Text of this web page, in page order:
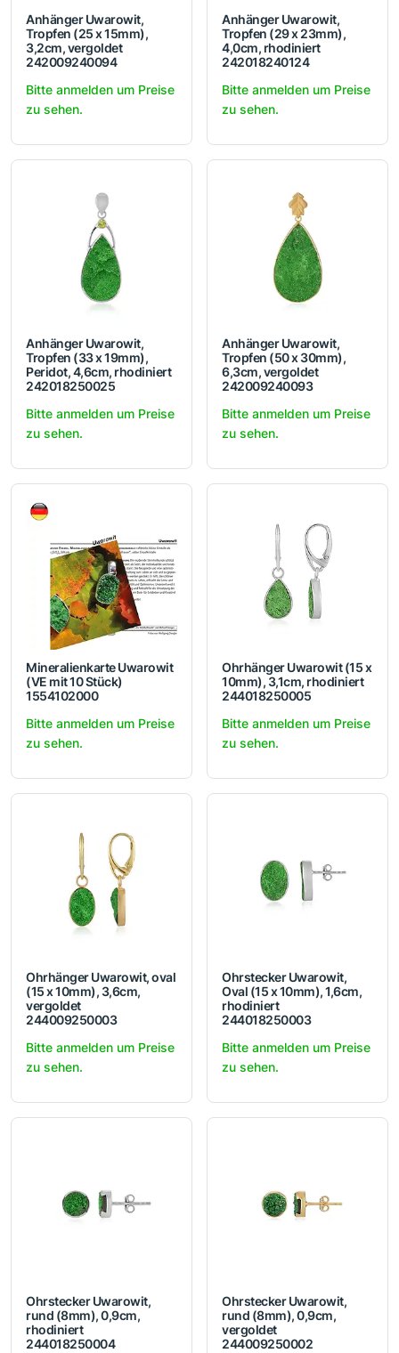
Anhänger Uwarowit,
Tropfen (25 x 15mm),
3,2cm, vergoldet
242009240094
Bitte anmelden um Preise
zu sehen.
Anhänger Uwarowit,
Tropfen (29 x 23mm),
4,0cm, rhodiniert
242018240124
Bitte anmelden um Preise
zu sehen.
Anhänger Uwarowit,
Tropfen (33 x 19mm),
Peridot, 4,6cm, rhodiniert
242018250025
Bitte anmelden um Preise
zu sehen.
Anhänger Uwarowit,
Tropfen (50 x 30mm),
6,3cm, vergoldet
242009240093
Bitte anmelden um Preise
zu sehen.
Mineralienkarte Uwarowit
(VE mit 10 Stück)
1554102000
Bitte anmelden um Preise
zu sehen.
Ohrhänger Uwarowit (15 x
10mm), 3,1cm, rhodiniert
244018250005
Bitte anmelden um Preise
zu sehen.
Ohrhänger Uwarowit, oval
(15 x 10mm), 3,6cm,
vergoldet
244009250003
Bitte anmelden um Preise
zu sehen.
Ohrstecker Uwarowit,
Oval (15 x 10mm), 1,6cm,
rhodiniert
244018250003
Bitte anmelden um Preise
zu sehen.
Ohrstecker Uwarowit,
rund (8mm), 0,9cm,
rhodiniert
244018250004
Ohrstecker Uwarowit,
rund (8mm), 0,9cm,
vergoldet
244009250002